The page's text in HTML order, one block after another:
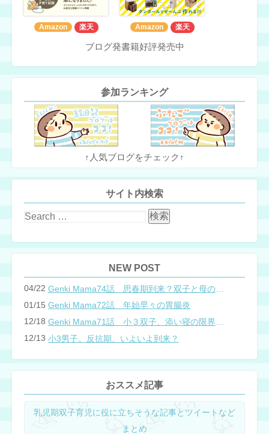
Amazon 楽天 Amazon 楽天
ブログ発書籍好評発売中
参加ランキング
↑人気ブログをチェック↑
サイト内検索
NEW POST
04/22
01/15 Genki Mama72話 年始早々の胃腸炎
12/18
12/13 小3男子。反抗期、いよいよ到来？
おススメ記事
乳児期双子育児に役に立ちそうな記事とツイートなど
まとめ